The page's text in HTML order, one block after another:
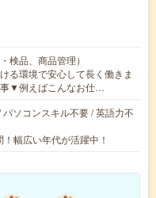
検品、商品管理）
る環境で安心して長く働きま
▼例えばこんなお仕…
ソコンスキル不要 / 英語力不
幅広い年代が活躍中！